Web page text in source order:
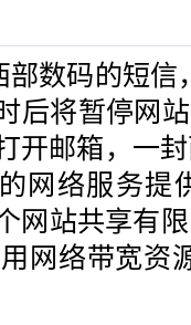
码的短信
后将暂停网
邮箱，一封
络服务提
网站共享有
网络带宽资